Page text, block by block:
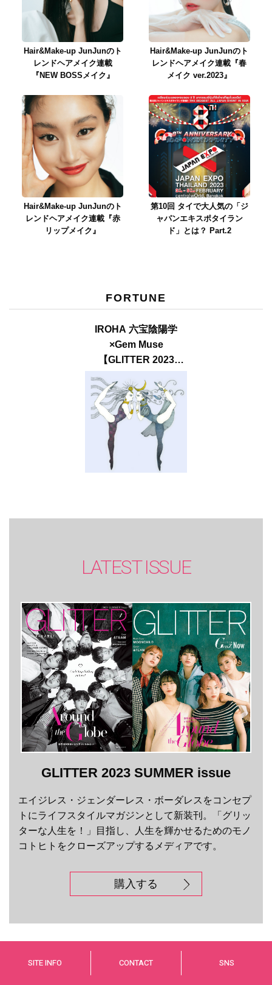
Hair&Make-up JunJunのト
レンドヘアメイク連載
『NEW BOSSメイク』
Hair&Make-up JunJunのト
レンドヘアメイク連載『春
メイク ver.2023』
Hair&Make-up JunJunのト
レンドヘアメイク連載『赤
リップメイク』
第10回 タイで大人気の「ジ
ャパンエキスポタイラン
ド」とは？ Part.2
FORTUNE
IROHA 六宝陰陽学
×Gem Muse
【GLITTER 2023
SUMMER issue】
LATEST ISSUE
GLITTER 2023 SUMMER issue
エイジレス・ジェンダーレス・ボーダレスをコンセプ
トにライフスタイルマガジンとして新装刊。「グリッ
ターな人生を！」目指し、人生を輝かせるためのモノ
コトヒトをクローズアップするメディアです。
購入する
SITE INFO CONTACT SNS